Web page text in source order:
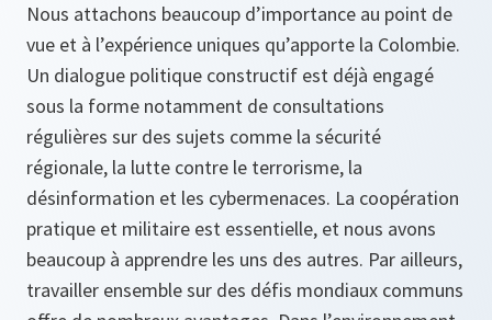
Nous attachons beaucoup d’importance au point de
vue et à l’expérience uniques qu’apporte la Colombie.
Un dialogue politique constructif est déjà engagé
sous la forme notamment de consultations
régulières sur des sujets comme la sécurité
régionale, la lutte contre le terrorisme, la
désinformation et les cybermenaces. La coopération
pratique et militaire est essentielle, et nous avons
beaucoup à apprendre les uns des autres. Par ailleurs,
travailler ensemble sur des défis mondiaux communs